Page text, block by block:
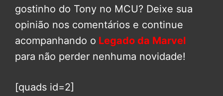
gostinho do Tony no MCU? Deixe sua
opinião nos comentários e continue
acompanhando o Legado da Marvel
para não perder nenhuma novidade!
[quads id=2]